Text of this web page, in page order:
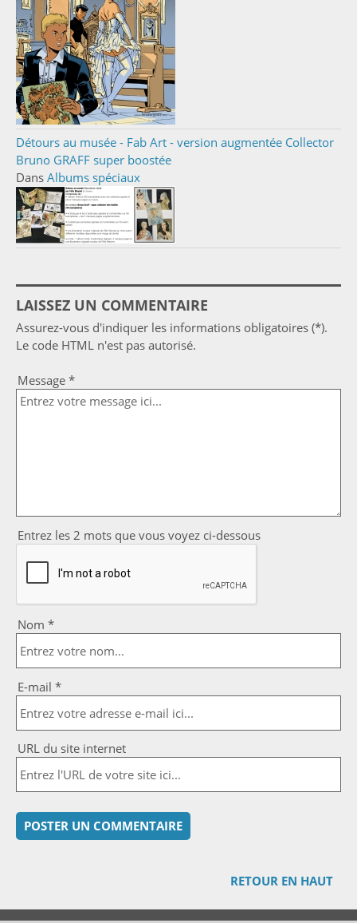
Détours au musée - Fab Art - version augmentée Collector
Bruno GRAFF super boostée
Dans Albums spéciaux
LAISSEZ UN COMMENTAIRE
Assurez-vous d'indiquer les informations obligatoires (*).
Le code HTML n'est pas autorisé.
Message *
Entrez les 2 mots que vous voyez ci-dessous
Nom *
E-mail *
URL du site internet
RETOUR EN HAUT